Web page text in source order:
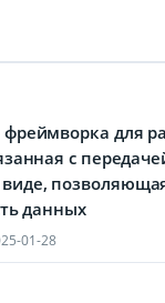
для
с
данных
01-28